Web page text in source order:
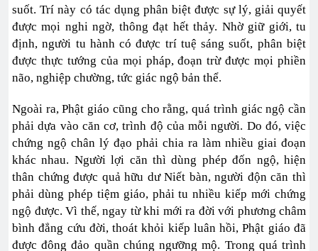
suốt. Trí này có tác dụng phân biệt được sự lý, giải quyết
được mọi nghi ngờ, thông đạt hết thảy. Nhờ giữ giới, tu
định, người tu hành có được trí tuệ sáng suốt, phân biệt
được thực tướng của mọi pháp, đoạn trừ được mọi phiền
não, nghiệp chường, tức giác ngộ bản thể.
Ngoài ra, Phật giáo cũng cho rằng, quá trình giác ngộ cần
phải dựa vào căn cơ, trình độ của mỗi người. Do đó, việc
chứng ngộ chân lý đạo phải chia ra làm nhiều giai đoạn
khác nhau. Người lợi căn thì dùng phép đốn ngộ, hiện
thân chứng được quả hữu dư Niết bàn, người độn căn thì
phải dùng phép tiệm giáo, phải tu nhiều kiếp mới chứng
ngộ được. Vì thế, ngay từ khi mới ra đời với phương châm
bình đẳng cứu đời, thoát khỏi kiếp luân hồi, Phật giáo đã
được đông đảo quần chúng ngưỡng mộ. Trong quá trình